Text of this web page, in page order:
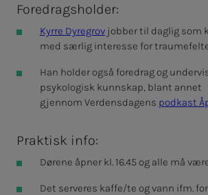
Foredragsholder:
Kyrre Dyregrovjobber til daglig som
med særlig interesse for
Han holder også foredrag og
psykologisk kunnskap, blant annet
gjennom Verdensdagens podkast
Praktisk info:
Dørene åpner kl. 16.45 og alle må
Det serveres kaffe/te og vann ifm.